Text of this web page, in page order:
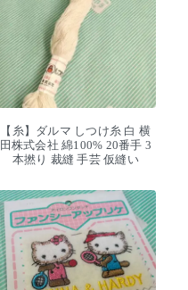
【糸】ダルマ しつけ糸 白 横
田株式会社 綿100% 20番手 3
本撚り 裁縫 手芸 仮縫い